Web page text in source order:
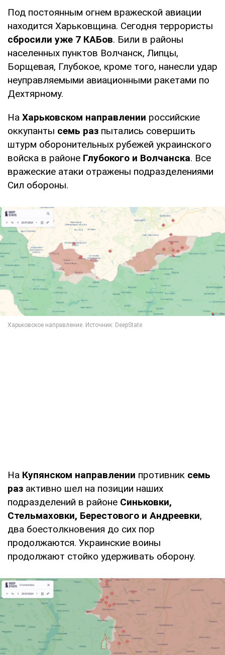
Под постоянным огнем вражеской авиации
находится Харьковщина. Сегодня террористы
сбросили уже 7 КАБов. Били в районы
населенных пунктов Волчанск, Липцы,
Борщевая, Глубокое, кроме того, нанесли удар
неуправляемыми авиационными ракетами по
Дехтярному.
На Харьковском направлении российские
оккупанты семь раз пытались совершить
штурм оборонительных рубежей украинского
войска в районе Глубокого и Волчанска. Все
вражеские атаки отражены подразделениями
Сил обороны.
На Купянском направлении противник семь
раз активно шел на позиции наших
подразделений в районе Синьковки,
Стельмаховки, Берестового и Андреевки,
два боестолкновения до сих пор
продолжаются. Украинские воины
продолжают стойко удерживать оборону.